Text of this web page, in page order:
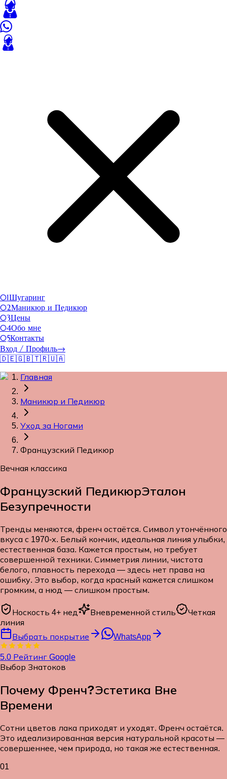
01Шугаринг
02Маникюр и Педикюр
03Цены
04Обо мне
05Контакты
Вход / Профиль→
🇩🇪🇬🇧🇹🇷🇺🇦
Главная
Маникюр и Педикюр
Уход за Ногами
Французский Педикюр
Вечная классика
Французский ПедикюрЭталон
Безупречности
Тренды меняются, френч остаётся. Символ утончённого
вкуса с 1970-х. Белый кончик, идеальная линия улыбки,
естественная база. Кажется простым, но требует
совершенной техники. Симметрия линии, чистота
белого, плавность перехода — здесь нет права на
ошибку. Это выбор, когда красный кажется слишком
громким, а нюд — слишком простым.
Носкость 4+ нед Вневременной стиль
Четкая
линия
Выбрать покрытие
WhatsApp
5.0 Рейтинг Google
Выбор Знатоков
Почему Френч?Эстетика Вне
Времени
Сотни цветов лака приходят и уходят. Френч остаётся.
Это идеализированная версия натуральной красоты —
совершеннее, чем природа, но такая же естественная.
01